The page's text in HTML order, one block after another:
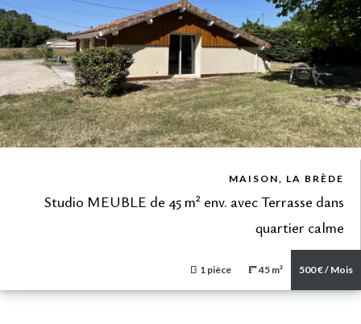
MAISON, LA BRÈDE
Studio MEUBLE de 45 m² env. avec Terrasse dans
quartier calme
1 pièce 45 m² 500 € / Mois